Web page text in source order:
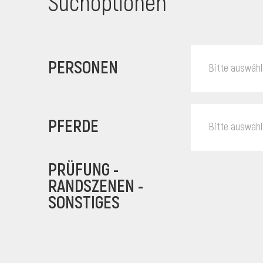
PERSONEN Bitte
PFERDE Bitte
PRÜFUNG -
RANDSZENEN -
SONSTIGES